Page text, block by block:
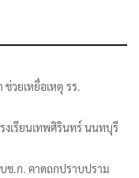
วยเหยื่อเหตุ รร.
งเรียนเทพศิรินทร์ นนทบุรี
ช.ก. คาดถกปราบปราม